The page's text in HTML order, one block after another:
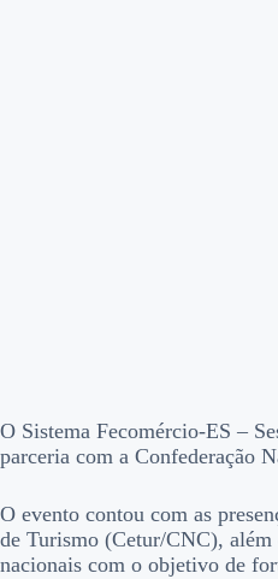
O Sistema Fecomércio-ES –
parceria com a Confederação
O evento contou com as
de Turismo (Cetur/CNC),
nacionais com o objetivo de